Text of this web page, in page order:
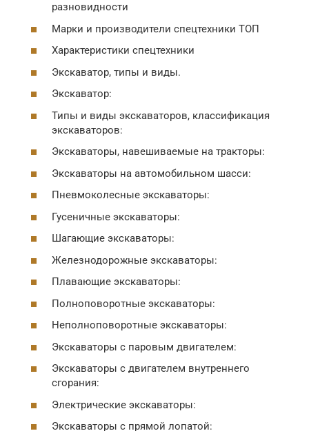
разновидности
Марки и производители спецтехники ТОП
Характеристики спецтехники
Экскаватор, типы и виды.
Экскаватор:
Типы и виды экскаваторов, классификация
экскаваторов:
Экскаваторы, навешиваемые на тракторы:
Экскаваторы на автомобильном шасси:
Пневмоколесные экскаваторы:
Гусеничные экскаваторы:
Шагающие экскаваторы:
Железнодорожные экскаваторы:
Плавающие экскаваторы:
Полноповоротные экскаваторы:
Неполноповоротные экскаваторы:
Экскаваторы с паровым двигателем:
Экскаваторы с двигателем внутреннего
сгорания:
Электрические экскаваторы:
Экскаваторы с прямой лопатой: